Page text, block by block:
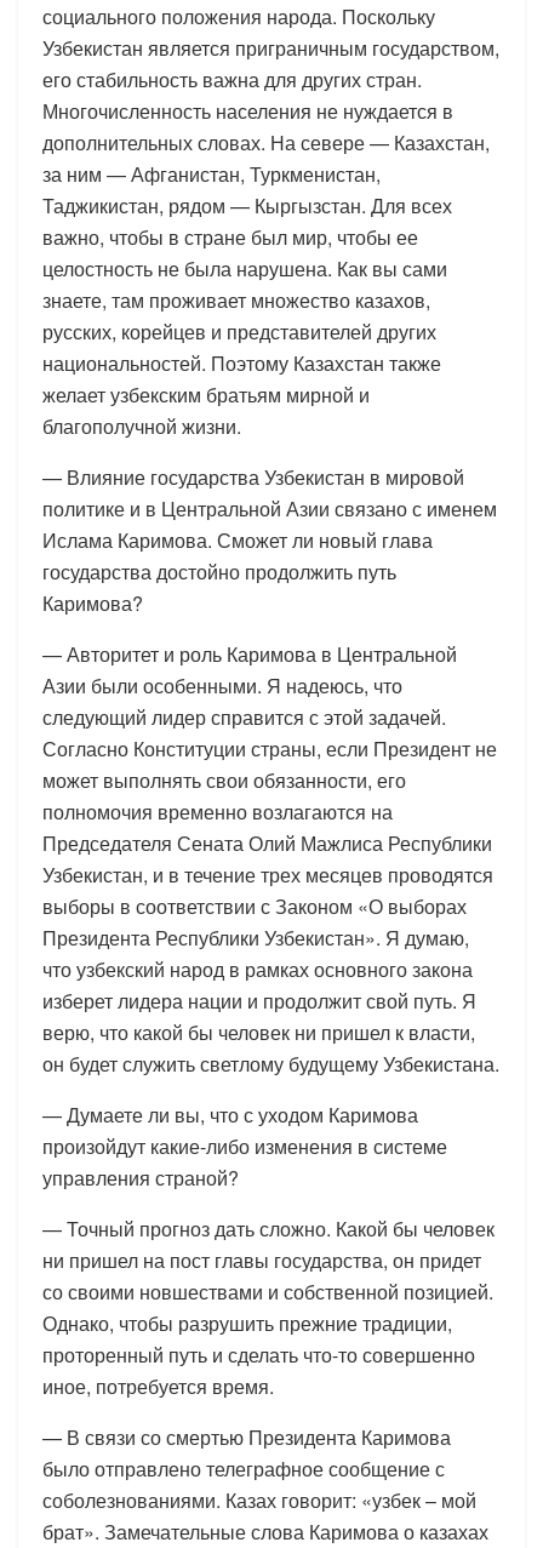
социального положения народа. Поскольку
Узбекистан является приграничным государством,
его стабильность важна для других стран.
Многочисленность населения не нуждается в
дополнительных словах. На севере — Казахстан,
за ним — Афганистан, Туркменистан,
Таджикистан, рядом — Кыргызстан. Для всех
важно, чтобы в стране был мир, чтобы ее
целостность не была нарушена. Как вы сами
знаете, там проживает множество казахов,
русских, корейцев и представителей других
национальностей. Поэтому Казахстан также
желает узбекским братьям мирной и
благополучной жизни.
— Влияние государства Узбекистан в мировой
политике и в Центральной Азии связано с именем
Ислама Каримова. Сможет ли новый глава
государства достойно продолжить путь
Каримова?
— Авторитет и роль Каримова в Центральной
Азии были особенными. Я надеюсь, что
следующий лидер справится с этой задачей.
Согласно Конституции страны, если Президент не
может выполнять свои обязанности, его
полномочия временно возлагаются на
Председателя Сената Олий Мажлиса Республики
Узбекистан, и в течение трех месяцев проводятся
выборы в соответствии с Законом «О выборах
Президента Республики Узбекистан». Я думаю,
что узбекский народ в рамках основного закона
изберет лидера нации и продолжит свой путь. Я
верю, что какой бы человек ни пришел к власти,
он будет служить светлому будущему Узбекистана.
— Думаете ли вы, что с уходом Каримова
произойдут какие-либо изменения в системе
управления страной?
— Точный прогноз дать сложно. Какой бы человек
ни пришел на пост главы государства, он придет
со своими новшествами и собственной позицией.
Однако, чтобы разрушить прежние традиции,
проторенный путь и сделать что-то совершенно
иное, потребуется время.
— В связи со смертью Президента Каримова
было отправлено телеграфное сообщение с
соболезнованиями. Казах говорит: «узбек – мой
брат». Замечательные слова Каримова о казахах